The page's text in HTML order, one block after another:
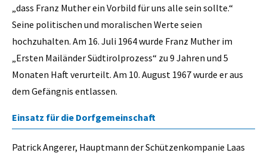
„dass Franz Muther ein Vorbild für uns alle sein sollte.“
Seine politischen und moralischen Werte seien
hochzuhalten. Am 16. Juli 1964 wurde Franz Muther im
„Ersten Mailänder Südtirolprozess“ zu 9 Jahren und 5
Monaten Haft verurteilt. Am 10. August 1967 wurde er aus
dem Gefängnis entlassen.
Einsatz für die Dorfgemeinschaft
Patrick Angerer, Hauptmann der Schützenkompanie Laas